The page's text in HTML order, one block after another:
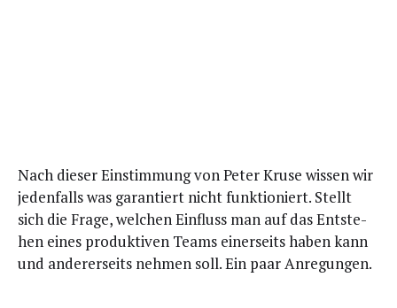
Nach die­ser Ein­stim­mung von Peter Kru­se wis­sen wir
jeden­falls was garan­tiert nicht funk­tio­niert. Stellt
sich die Fra­ge, wel­chen Ein­fluss man auf das Ent­ste­
hen eines pro­duk­ti­ven Teams einer­seits haben kann
und ande­rer­seits neh­men soll. Ein paar Anregungen.